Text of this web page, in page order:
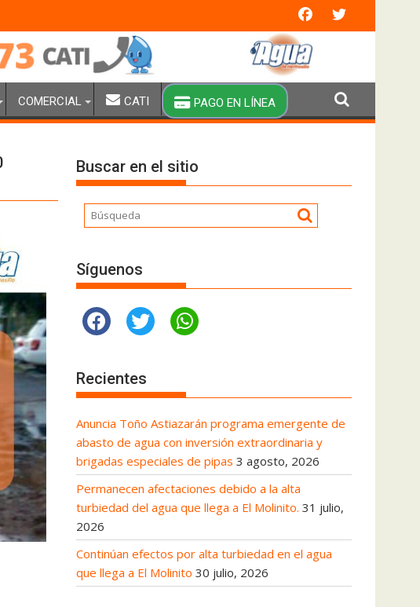
a El Molinito.
COMERCIAL CATI PAGO EN LÍNEA
Buscar en el sitio
Síguenos
Recientes
Anuncia Toño Astiazarán programa emergente de
abasto de agua con inversión extraordinaria y
brigadas especiales de pipas 3 agosto, 2026
Permanecen afectaciones debido a la alta
turbiedad del agua que llega a El Molinito. 31 julio,
2026
Continúan efectos por alta turbiedad en el agua
que llega a El Molinito 30 julio, 2026